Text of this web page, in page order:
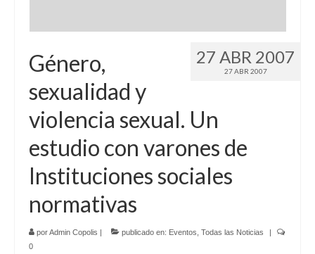
27 ABR 2007
27 ABR 2007
Género,
sexualidad y
violencia sexual. Un
estudio con varones de
Instituciones sociales
normativas
porAdmin Copolis publicado en: Eventos Todas las Noticias
0